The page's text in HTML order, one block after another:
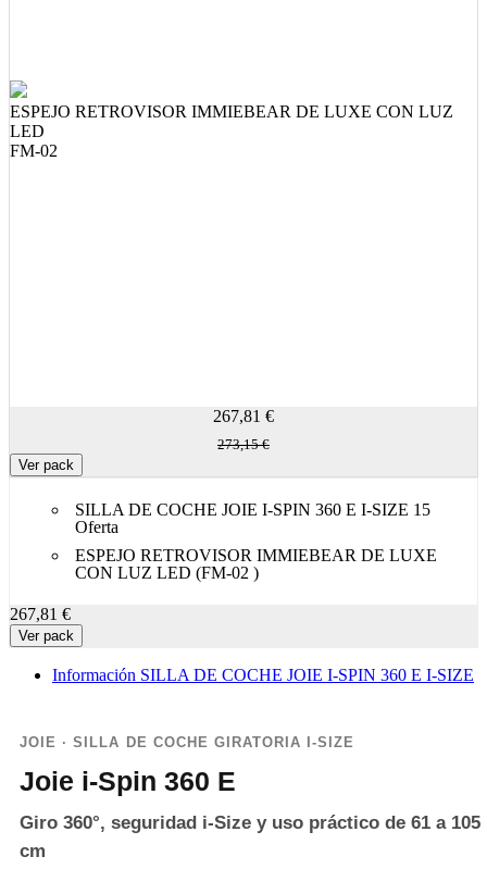
ESPEJO RETROVISOR IMMIEBEAR DE LUXE CON LUZ
LED
FM-02
267,81 €
273,15 €
Ver pack
SILLA DE COCHE JOIE I-SPIN 360 E I-SIZE 15
Oferta
ESPEJO RETROVISOR IMMIEBEAR DE LUXE
CON LUZ LED (FM-02 )
267,81 €
Ver pack
Información SILLA DE COCHE JOIE I-SPIN 360 E I-SIZE
JOIE · SILLA DE COCHE GIRATORIA I-SIZE
Joie i-Spin 360 E
Giro 360°, seguridad i-Size y uso práctico de 61 a 105
cm